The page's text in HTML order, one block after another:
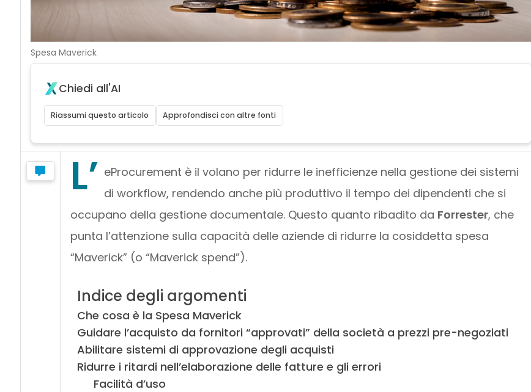
Spesa Maverick
Chiedi all'AI
Riassumi questo articolo Approfondisci con altre fonti
L’ eProcurement è il volano per ridurre le inefficienze nella gestione dei sistemi
di workflow, rendendo anche più produttivo il tempo dei dipendenti che si
occupano della gestione documentale. Questo quanto ribadito da Forrester, che
punta l’attenzione sulla capacità delle aziende di ridurre la cosiddetta spesa
“Maverick” (o “Maverick spend”).
Indice degli argomenti
Che cosa è la Spesa Maverick
Guidare l’acquisto da fornitori “approvati” della società a prezzi pre-negoziati
Abilitare sistemi di approvazione degli acquisti
Ridurre i ritardi nell’elaborazione delle fatture e gli errori
Facilità d’uso
Ciclo dell'ordine